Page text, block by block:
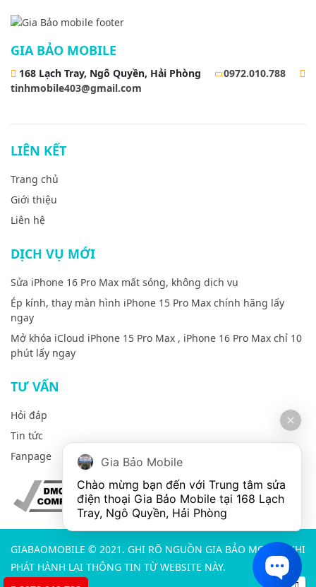
GIA BẢO MOBILE
168 Lạch Tray, Ngô Quyền, Hải Phòng
0972.010.788
tinhmobile403@gmail.com
LIÊN KẾT
Trang chủ
Giới thiệu
Liên hệ
DỊCH VỤ MỚI
Sửa iPhone 16 Pro Max mất sóng, không dịch vụ
Ép kính, thay màn hình iPhone 15 Pro Max chính hãng lấy
ngay
Mở khóa iCloud iPhone 15 Pro Max , iPhone 16 Pro Max chỉ 10
phút lấy ngay
TƯ VẤN
Hỏi đáp
Tin tức
Fanpage
GIABAOMOBILE © 2021. GHI RÕ NGUỒN GIA BẢO MOBILE KHI
PHÁT HÀNH LẠI THÔNG TIN TỪ WEBSITE NÀY.
Gia Bảo Mobile
Chào mừng bạn đến với Trung tâm sửa
điện thoại Gia Bảo Mobile tại 168 Lạch
Tray, Ngô Quyền, Hải Phòng